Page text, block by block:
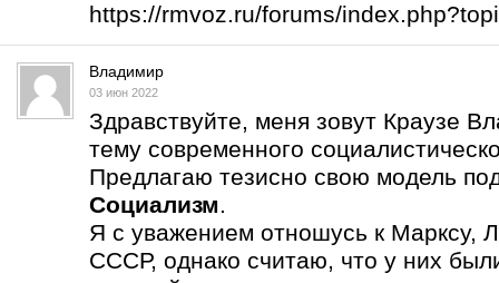
https://rmvoz.ru/forums/
Владимир
03 июн 2022
Здравствуйте, меня зовут Краузе
тему современного
Предлагаю тезисно свою модель
Социализм.
Я с уважением отношусь к Марксу,
СССР, однако считаю, что у них